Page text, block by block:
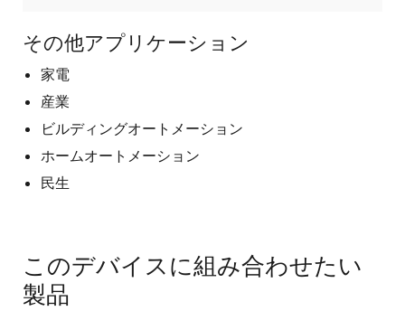
その他アプリケーション
家電
産業
ビルディングオートメーション
ホームオートメーション
民生
このデバイスに組み合わせたい
製品